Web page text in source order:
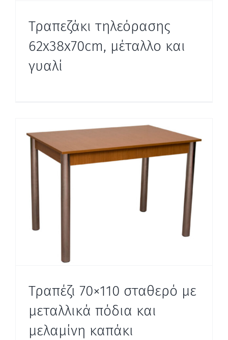
Τραπεζάκι τηλεόρασης
62x38x70cm, μέταλλο και
γυαλί
Τραπέζι 70×110 σταθερό με
μεταλλικά πόδια και
μελαμίνη καπάκι